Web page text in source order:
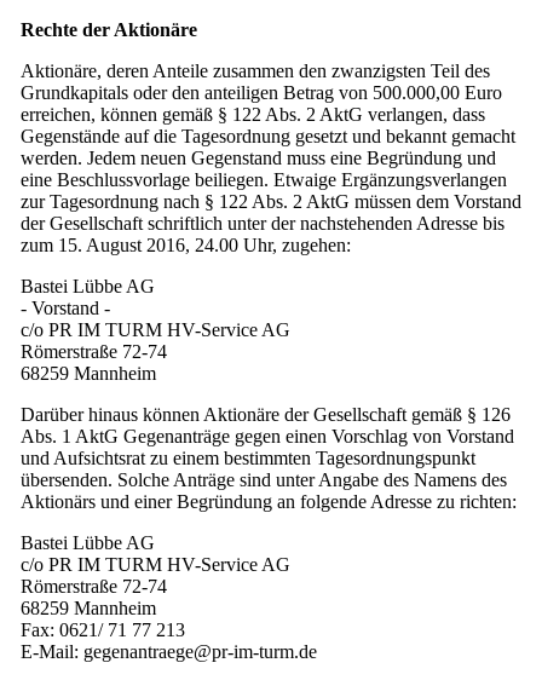
Rechte der Aktionäre
Aktionäre, deren Anteile zusammen den zwanzigsten Teil des
Grundkapitals oder den anteiligen Betrag von 500.000,00 Euro
erreichen, können gemäß § 122 Abs. 2 AktG verlangen, dass
Gegenstände auf die Tagesordnung gesetzt und bekannt gemacht
werden. Jedem neuen Gegenstand muss eine Begründung und
eine Beschlussvorlage beiliegen. Etwaige Ergänzungsverlangen
zur Tagesordnung nach § 122 Abs. 2 AktG müssen dem Vorstand
der Gesellschaft schriftlich unter der nachstehenden Adresse bis
zum 15. August 2016, 24.00 Uhr, zugehen:
Bastei Lübbe AG
- Vorstand -
c/o PR IM TURM HV-Service AG
Römerstraße 72-74
68259 Mannheim
Darüber hinaus können Aktionäre der Gesellschaft gemäß § 126
Abs. 1 AktG Gegenanträge gegen einen Vorschlag von Vorstand
und Aufsichtsrat zu einem bestimmten Tagesordnungspunkt
übersenden. Solche Anträge sind unter Angabe des Namens des
Aktionärs und einer Begründung an folgende Adresse zu richten:
Bastei Lübbe AG
c/o PR IM TURM HV-Service AG
Römerstraße 72-74
68259 Mannheim
Fax: 0621/ 71 77 213
E-Mail: gegenantraege@pr-im-turm.de